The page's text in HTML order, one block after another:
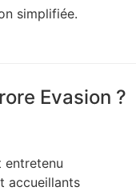
simplifiée.
Evasion ?
entretenu
accueillants